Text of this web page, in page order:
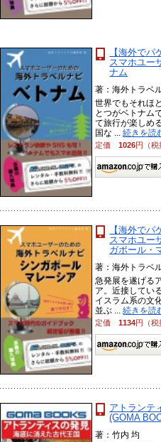
【海外で
スマホユー
ナム
著：海外トラベ
世界でもそれほ
とつがベトナム
て旅行が楽しめ
国な ...続きを読
定価1026円（税
【海外で
スマホユー
ガポール・
著：海外トラベ
急発展を遂げる
ア。近接してい
イスラム系の文
並ぶ ...続きを読
定価1134円（税
アトランテ
(GOMA
著：竹内 均